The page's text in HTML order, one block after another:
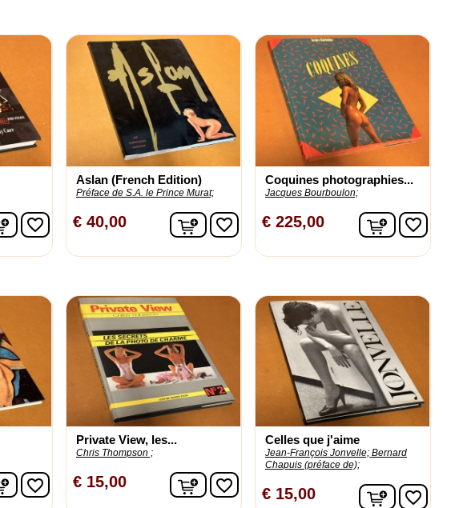
In winkelwagen
favorite_border
Aslan (French Edition)
Préface de S.A. le Prince Murat;
€ 40,00 In winkelwagen
favorite_border
Coquines photographies...
Jacques Bourboulon;
€ 225,00 Infavorite_border
In winkelwagen
favorite_border
Private View, les...
Chris Thompson ;
€ 15,00 In winkelwagen
favorite_border
Celles que j'aime
Jean-François Jonvelle; Bernard
Chapuis (préface de);
€ 15,00 Infavorite_border